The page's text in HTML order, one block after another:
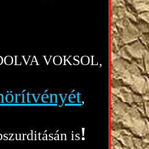
VOKSOL,
,
is!